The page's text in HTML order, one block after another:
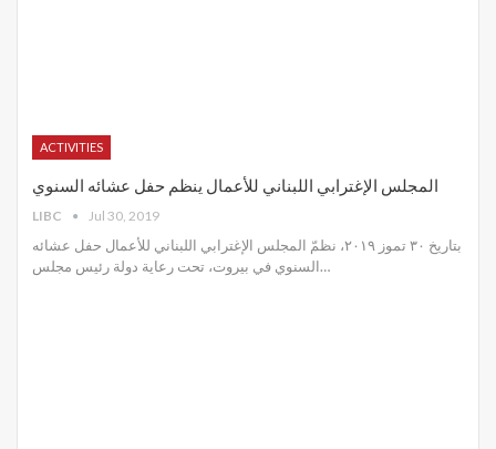
ACTIVITIES
المجلس الإغترابي اللبناني للأعمال ينظم حفل عشائه السنوي
LIBC Jul 30, 2019
بتاريخ ٣٠ تموز ٢٠١٩، نظمّ المجلس الإغترابي اللبناني للأعمال حفل عشائه
السنوي في بيروت، تحت رعاية دولة رئيس مجلس…